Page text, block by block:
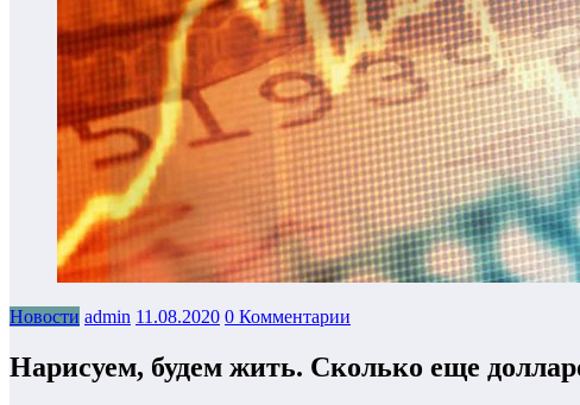
Новости admin 11.08.2020 0 Комментарии
Нарисуем, будем жить. Сколько еще